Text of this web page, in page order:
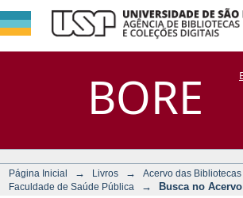
BORE
Busca no Acervo
DSpace/Manakin +
Página Inicial → Livros → Acervo das
Faculdade de Saúde Pública
→ Busca no Acervo